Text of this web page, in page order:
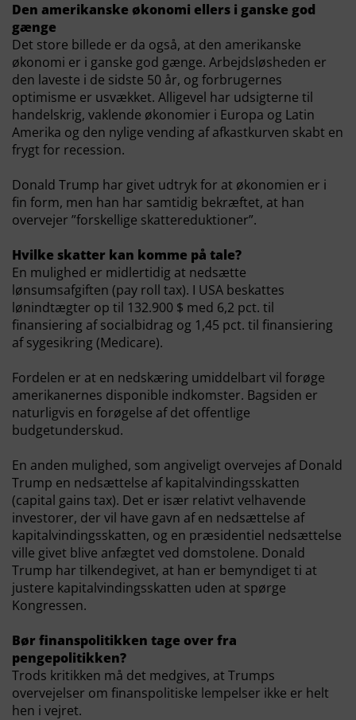
Den amerikanske økonomi ellers i ganske god
gænge
Det store billede er da også, at den amerikanske
økonomi er i ganske god gænge. Arbejdsløsheden er
den laveste i de sidste 50 år, og forbrugernes
optimisme er usvækket. Alligevel har udsigterne til
handelskrig, vaklende økonomier i Europa og Latin
Amerika og den nylige vending af afkastkurven skabt en
frygt for recession.
Donald Trump har givet udtryk for at økonomien er i
fin form, men han har samtidig bekræftet, at han
overvejer ”forskellige skattereduktioner”.
Hvilke skatter kan komme på tale?
En mulighed er midlertidig at nedsætte
lønsumsafgiften (pay roll tax). I USA beskattes
lønindtægter op til 132.900 $ med 6,2 pct. til
finansiering af socialbidrag og 1,45 pct. til finansiering
af sygesikring (Medicare).
Fordelen er at en nedskæring umiddelbart vil forøge
amerikanernes disponible indkomster. Bagsiden er
naturligvis en forøgelse af det offentlige
budgetunderskud.
En anden mulighed, som angiveligt overvejes af Donald
Trump en nedsættelse af kapitalvindingsskatten
(capital gains tax). Det er især relativt velhavende
investorer, der vil have gavn af en nedsættelse af
kapitalvindingsskatten, og en præsidentiel nedsættelse
ville givet blive anfægtet ved domstolene. Donald
Trump har tilkendegivet, at han er bemyndiget ti at
justere kapitalvindingsskatten uden at spørge
Kongressen.
Bør finanspolitikken tage over fra
pengepolitikken?
Trods kritikken må det medgives, at Trumps
overvejelser om finanspolitiske lempelser ikke er helt
hen i vejret.